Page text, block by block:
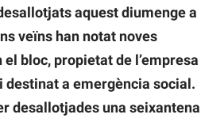
aquest diumenge a
veïns han notat noves
el bloc, propietat de l’empresa
destinat a emergència social.
desallotjades una seixantena